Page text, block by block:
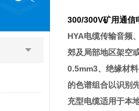
300/300V矿用通信
HYA电缆传输音频
郊及局部地区架空
0.5mm3、绝缘材
的色谱组合以识别
充型电缆适用于本